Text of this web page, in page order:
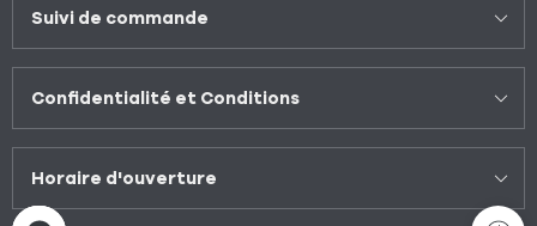
Suivi de commande
Confidentialité et Conditions
Horaire d'ouverture